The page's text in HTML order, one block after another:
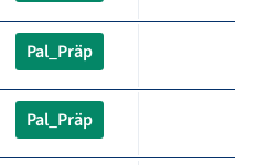
Pal_Präp
Pal_Präp